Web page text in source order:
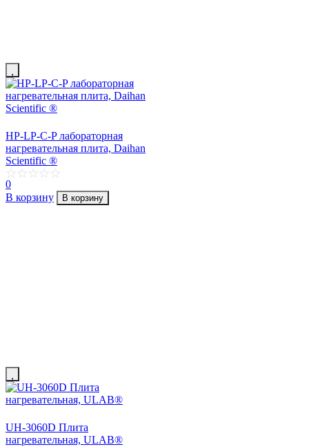
HP-LP-C-P лабораторная
нагревательная плита, Daihan
Scientific ®
0
В корзину
В корзину
UH-3060D Плита
нагревательная, ULAB®